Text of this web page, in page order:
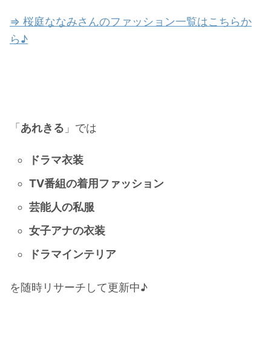
⇒ 桜庭ななみさんのファッション一覧はこちらか
ら♪
「あれきる 」では
ドラマ衣装
TV番組の着用ファッション
芸能人の私服
女子アナの衣装
ドラマインテリア
を随時リサーチして更新中♪